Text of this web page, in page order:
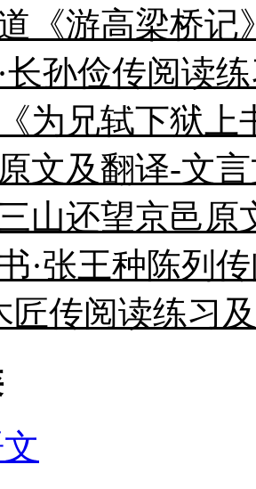
《游高梁桥记
长孙俭传阅读
为兄轼下狱上
文及翻译-文
山还望京邑原
·张王种陈列
匠传阅读练习